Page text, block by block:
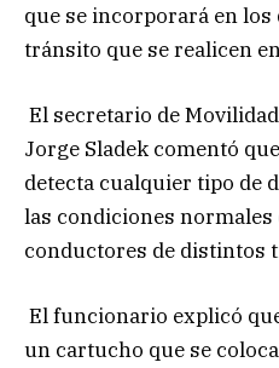
que se incorporará en
tránsito que se realicen
El secretario de
Jorge Sladek comentó
detecta cualquier tipo de
las condiciones normales
conductores de distintos
El funcionario explicó
un cartucho que se